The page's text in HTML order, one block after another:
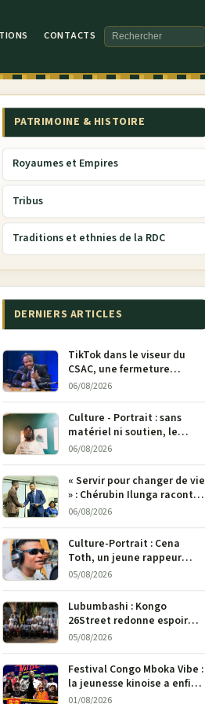
CONTACTS
Rechercher
PATRIMOINE & HISTOIRE
Royaumes et Empires
Tribus
Traditions et ethnies de la RDC
DERNIERS ARTICLES
TikTok dans le viseur du
CSAC, une fermeture
envisagée pour contrer la
06/08/2026
Culture - Portrait : sans
matériel ni soutien, le
dessinateur Justin
son crayon
06/08/2026
« Servir pour changer de vie
» : Chérubin Ilunga raconte
le parcours du député
Tshimbu en 137 pages
06/08/2026
Culture-Portrait : Cena
Toth, un jeune rappeur
déterminé à faire entendre
05/08/2026
Lubumbashi : Kongo
26Street redonne espoir
aux enfants de la rue par
05/08/2026
Festival Congo Mboka Vibe :
la jeunesse kinoise a enfin
sa plateforme de culture
01/08/2026